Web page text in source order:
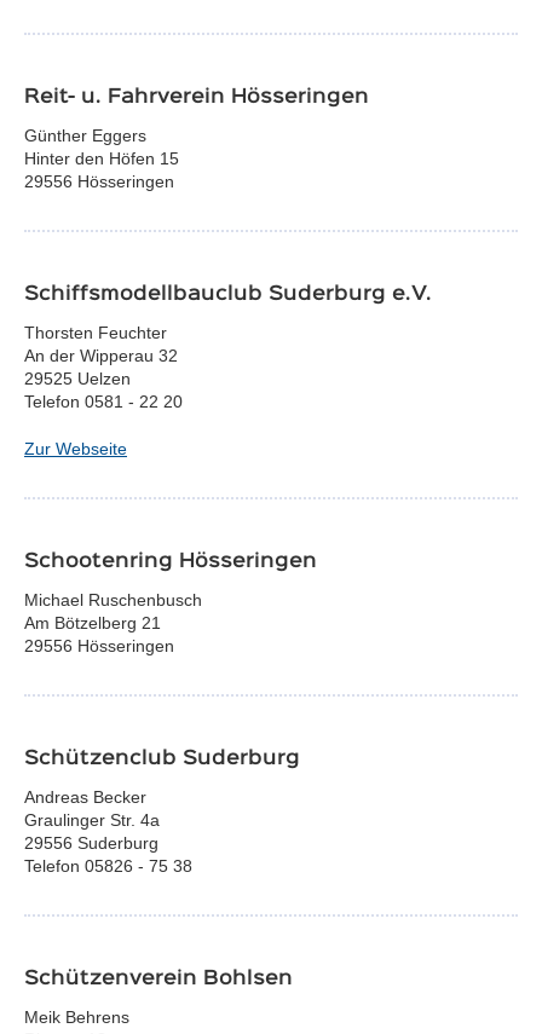
Reit- u. Fahrverein Hösseringen
Günther Eggers
Hinter den Höfen 15
29556 Hösseringen
Schiffsmodellbauclub Suderburg e.V.
Thorsten Feuchter
An der Wipperau 32
29525 Uelzen
Telefon 0581 - 22 20
Zur Webseite
Schootenring Hösseringen
Michael Ruschenbusch
Am Bötzelberg 21
29556 Hösseringen
Schützenclub Suderburg
Andreas Becker
Graulinger Str. 4a
29556 Suderburg
Telefon 05826 - 75 38
Schützenverein Bohlsen
Meik Behrens